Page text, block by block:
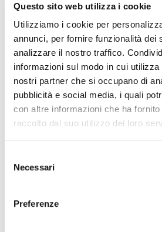
Questo sito web utilizza i cookie
Utilizziamo i cookie per
annunci, per fornire funzionalità dei
analizzare il nostro traffico.
informazioni sul modo in cui
nostri partner che si occupano di
pubblicità e social media, i quali
con altre informazioni che ha
raccolto dal suo utilizzo dei loro
delNecessari
Preferenze
Dimensione Estensione
60 cm*